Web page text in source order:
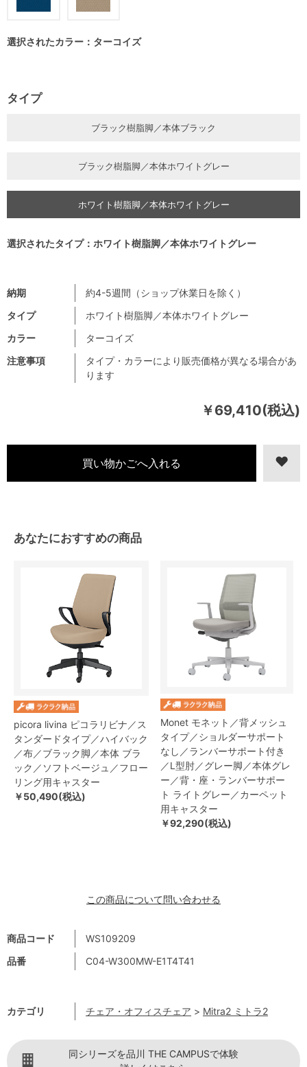
￥69,410(税込)
商品コード
WS109209
品番
C04-W300MW-E1T4T41
カテゴリ チェア・オフィスチェア > Mitra2 ミトラ2
注意事項
タイプ・カラーにより販売価格が異なる場合があ
ります
納期
約4-5週間（ショップ休業日を除く）
タイプ
ホワイト樹脂脚／本体ホワイトグレー
カラー
ターコイズ
選択されたカラー：ターコイズ
タイプ
ブラック樹脂脚／本体ブラック
ブラック樹脂脚／本体ホワイトグレー
ホワイト樹脂脚／本体ホワイトグレー
選択されたタイプ：ホワイト樹脂脚／本体ホワイトグレー
あなたにおすすめの商品
picora livina ピコラリビナ／ス
タンダードタイプ／ハイバック
／布／ブラック脚／本体 ブラ
ック／ソフトベージュ／フロー
リング用キャスター
￥50,490(税込)
Monet モネット／背メッシュ
タイプ／ショルダーサポート
なし／ランバーサポート付き
／L型肘／グレー脚／本体グレ
ー／背・座・ランバーサポー
ト ライトグレー／カーペット
用キャスター
￥92,290(税込)
この商品について問い合わせる
同シリーズを品川 THE CAMPUSで体験